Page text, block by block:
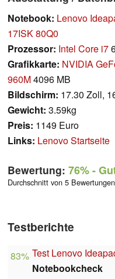
Notebook: Lenovo
17ISK 80Q0
Prozessor: Intel Core i7
Grafikkarte: NVIDIA
960M4096 MB
Bildschirm: 17.30 Zoll,
Gewicht: 3.59kg
Preis: 1149 Euro
Links: Lenovo Startseite
Bewertung: 76%-
Durchschnitt von 5
Testberichte
83% Test Lenovo
Notebookcheck